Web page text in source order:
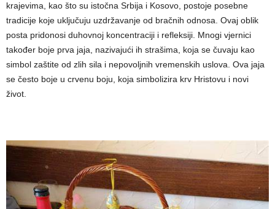
krajevima, kao što su istočna Srbija i Kosovo, postoje posebne
tradicije koje uključuju uzdržavanje od bračnih odnosa. Ovaj oblik
posta pridonosi duhovnoj koncentraciji i refleksiji. Mnogi vjernici
također boje prva jaja, nazivajući ih strašima, koja se čuvaju kao
simbol zaštite od zlih sila i nepovoljnih vremenskih uslova. Ova jaja
se često boje u crvenu boju, koja simbolizira krv Hristovu i novi
život.